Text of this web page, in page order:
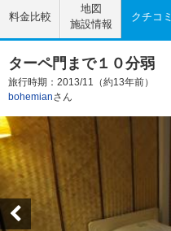
料金比較
地図
施設情報
クチコミ
ターペ門まで１０分弱
旅行時期：2013/11（約13年前）
bohemianさん